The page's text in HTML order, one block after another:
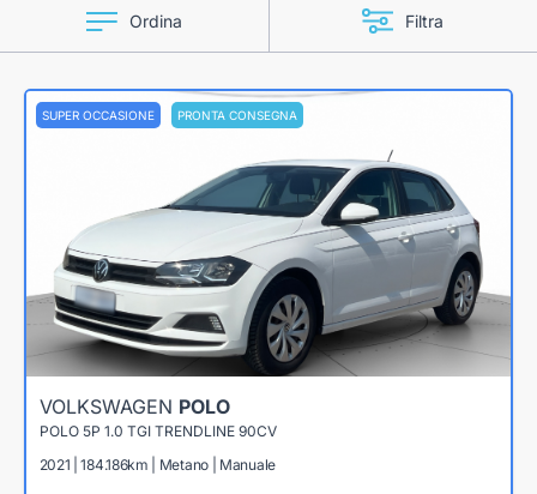
Ordina Filtra
SUPER OCCASIONE PRONTA CONSEGNA
VOLKSWAGEN POLO
POLO 5P 1.0 TGI TRENDLINE 90CV
2021 | 184.186km | Metano | Manuale